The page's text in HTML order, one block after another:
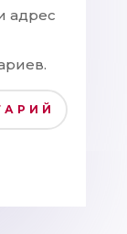
адрес